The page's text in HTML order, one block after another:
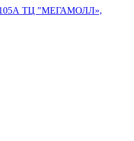
105А ТЦ "МЕГАМОЛЛ»,